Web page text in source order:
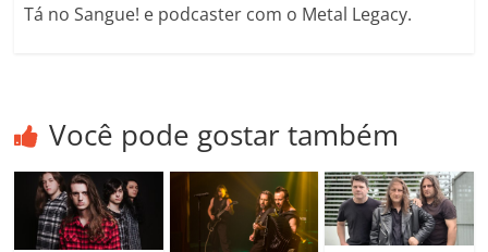
Tá no Sangue! e podcaster com o Metal Legacy.
Você pode gostar também